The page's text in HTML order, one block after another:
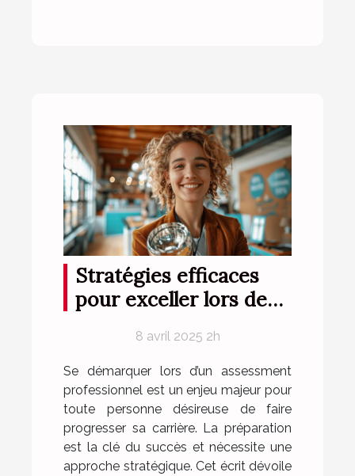
Stratégies efficaces
pour exceller lors de
assessment
professionnel
8 avril 2025 2h
Se démarquer lors d’un assessment
professionnel est un enjeu majeur pour
toute personne désireuse de faire
progresser sa carrière. La préparation
est la clé du succès et nécessite une
approche stratégique. Cet écrit dévoile